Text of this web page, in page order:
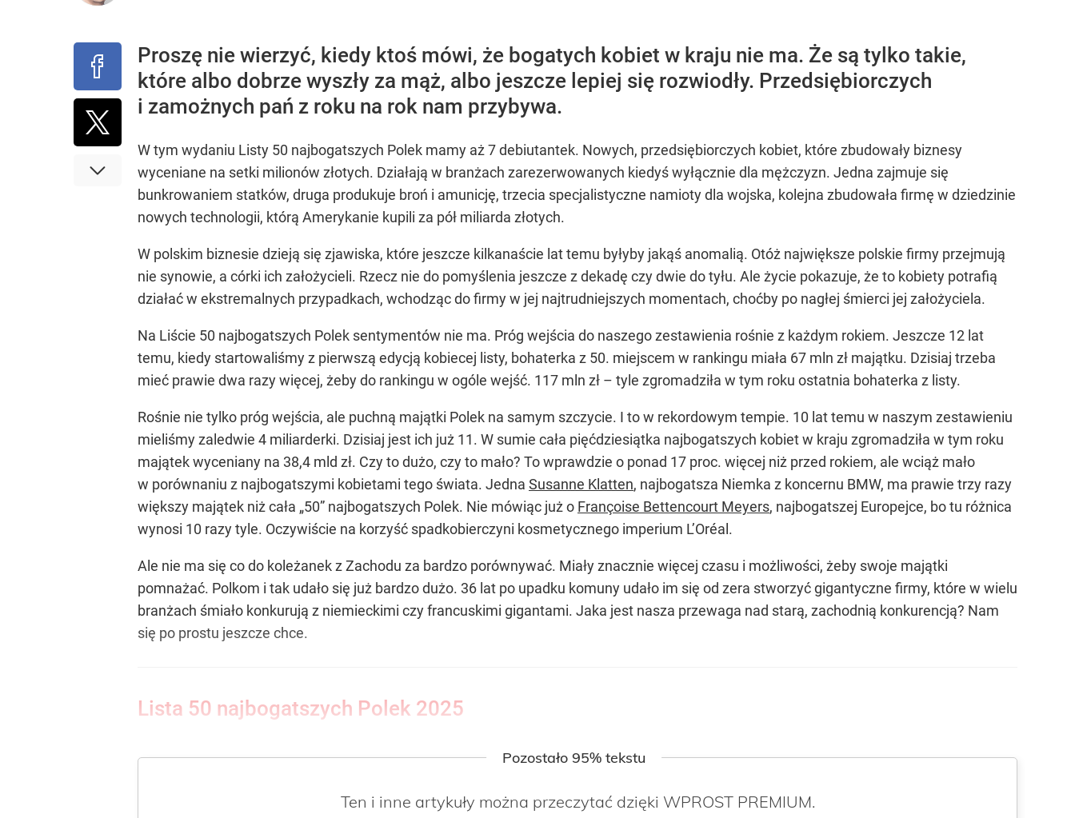
„Nie chodzi o zemstę”. Mocny apel w sprawie ofiar rzezi wołyńskiej
Tego sondażu premier nie może zlekceważyć. Polacy o przywróceniu CPN
Kłopoty w imperium Sakiewicza? Fundacja prezesa TV Republika pod kreską
Lista 50 Najbogatszych Polek
Proszę nie wierzyć, kiedy ktoś mówi, że bogatych kobiet w kraju nie ma. Że są tylko takie,
które albo dobrze wyszły za mąż, albo jeszcze lepiej się rozwiodły. Przedsiębiorczych
i zamożnych pań z roku na rok nam przybywa.
W tym wydaniu Listy 50 najbogatszych Polek mamy aż 7 debiutantek. Nowych, przedsiębiorczych kobiet, które zbudowały biznesy
wyceniane na setki milionów złotych. Działają w branżach zarezerwowanych kiedyś wyłącznie dla mężczyzn. Jedna zajmuje się
bunkrowaniem statków, druga produkuje broń i amunicję, trzecia specjalistyczne namioty dla wojska, kolejna zbudowała firmę w dziedzinie
nowych technologii, którą Amerykanie kupili za pół miliarda złotych.
W polskim biznesie dzieją się zjawiska, które jeszcze kilkanaście lat temu byłyby jakąś anomalią. Otóż największe polskie firmy przejmują
nie synowie, a córki ich założycieli. Rzecz nie do pomyślenia jeszcze z dekadę czy dwie do tyłu. Ale życie pokazuje, że to kobiety potrafią
działać w ekstremalnych przypadkach, wchodząc do firmy w jej najtrudniejszych momentach, choćby po nagłej śmierci jej założyciela.
Na Liście 50 najbogatszych Polek sentymentów nie ma. Próg wejścia do naszego zestawienia rośnie z każdym rokiem. Jeszcze 12 lat
temu, kiedy startowaliśmy z pierwszą edycją kobiecej listy, bohaterka z 50. miejscem w rankingu miała 67 mln zł majątku. Dzisiaj trzeba
mieć prawie dwa razy więcej, żeby do rankingu w ogóle wejść. 117 mln zł – tyle zgromadziła w tym roku ostatnia bohaterka z listy.
Rośnie nie tylko próg wejścia, ale puchną majątki Polek na samym szczycie. I to w rekordowym tempie. 10 lat temu w naszym zestawieniu
mieliśmy zaledwie 4 miliarderki. Dzisiaj jest ich już 11. W sumie cała pięćdziesiątka najbogatszych kobiet w kraju zgromadziła w tym roku
majątek wyceniany na 38,4 mld zł. Czy to dużo, czy to mało? To wprawdzie o ponad 17 proc. więcej niż przed rokiem, ale wciąż mało
w porównaniu z najbogatszymi kobietami tego świata. Jedna Susanne Klatten, najbogatsza Niemka z koncernu BMW, ma prawie trzy razy
większy majątek niż cała „50” najbogatszych Polek. Nie mówiąc już o Françoise Bettencourt Meyers, najbogatszej Europejce, bo tu różnica
wynosi 10 razy tyle. Oczywiście na korzyść spadkobierczyni kosmetycznego imperium L’Oréal.
Ale nie ma się co do koleżanek z Zachodu za bardzo porównywać. Miały znacznie więcej czasu i możliwości, żeby swoje majątki
pomnażać. Polkom i tak udało się już bardzo dużo. 36 lat po upadku komuny udało im się od zera stworzyć gigantyczne firmy, które w wielu
branżach śmiało konkurują z niemieckimi czy francuskimi gigantami. Jaka jest nasza przewaga nad starą, zachodnią konkurencją? Nam
się po prostu jeszcze chce.
Lista 50 najbogatszych Polek 2025
Pozostało 95% tekstu
Ten i inne artykuły można przeczytać dzięki WPROST PREMIUM.